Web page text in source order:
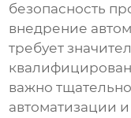
безопасность
внедрение
требует
важно
автоматизации